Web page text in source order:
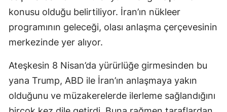
konusu olduğu belirtiliyor. İran’ın nükleer
programının geleceği, olası anlaşma çerçevesinin
merkezinde yer alıyor.
Ateşkesin 8 Nisan’da yürürlüğe girmesinden bu
yana Trump, ABD ile İran’ın anlaşmaya yakın
olduğunu ve müzakerelerde ilerleme sağlandığını